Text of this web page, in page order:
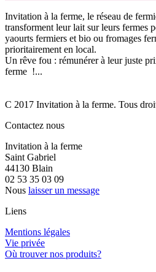
Invitation à la ferme, le réseau de
transforment leur lait sur leurs fermes
yaourts fermiers et bio ou fromages
prioritairement en local.
Un rêve fou : rémunérer à leur juste
ferme !...
C 2017 Invitation à la ferme. Tous
Contactez nous
Invitation à la ferme
Saint Gabriel
44130 Blain
02 53 35 03 09
Nous laisser un message
Liens
Mentions légales
Vie privée
Où trouver nos produits?